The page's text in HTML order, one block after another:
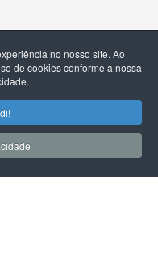
Chame no WhatsApp
Todos os Direitos
no nosso site. Ao
de cookies conforme a nossa